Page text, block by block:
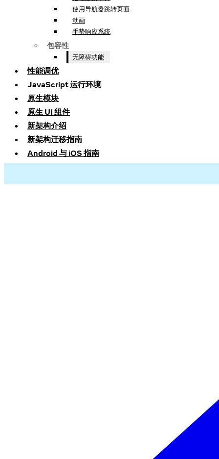
使用导航器跳转页面
动画
手势响应系统
包容性
无障碍功能
性能调优
JavaScript 运行环境
原生模块
原生 UI 组件
新架构介绍
新架构迁移指南
Android 与 iOS 指南